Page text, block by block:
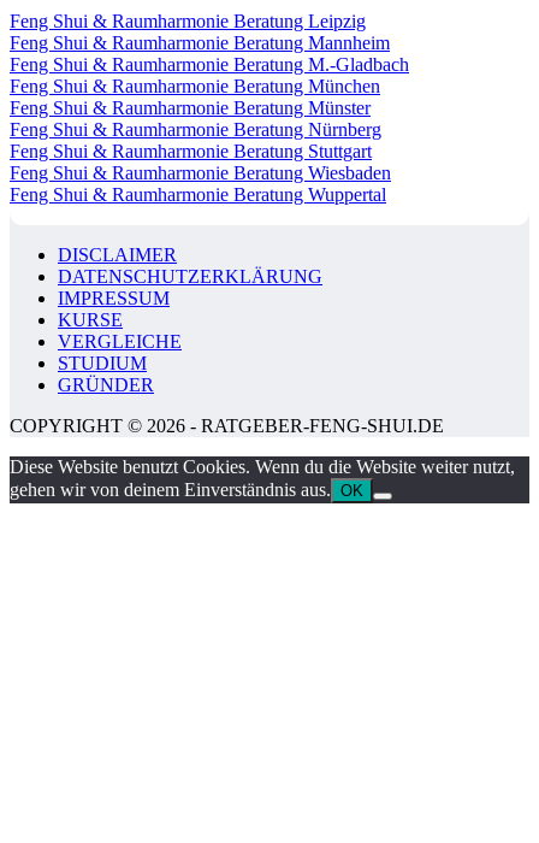
Feng Shui & Raumharmonie Beratung Leipzig
Feng Shui & Raumharmonie Beratung Mannheim
Feng Shui & Raumharmonie Beratung M.-Gladbach
Feng Shui & Raumharmonie Beratung München
Feng Shui & Raumharmonie Beratung Münster
Feng Shui & Raumharmonie Beratung Nürnberg
Feng Shui & Raumharmonie Beratung Stuttgart
Feng Shui & Raumharmonie Beratung Wiesbaden
Feng Shui & Raumharmonie Beratung Wuppertal
DISCLAIMER
DATENSCHUTZERKLÄRUNG
IMPRESSUM
KURSE
VERGLEICHE
STUDIUM
GRÜNDER
COPYRIGHT © 2026 - RATGEBER-FENG-SHUI.DE
Diese Website benutzt Cookies. Wenn du die Website weiter nutzt,
gehen wir von deinem Einverständnis aus. OK